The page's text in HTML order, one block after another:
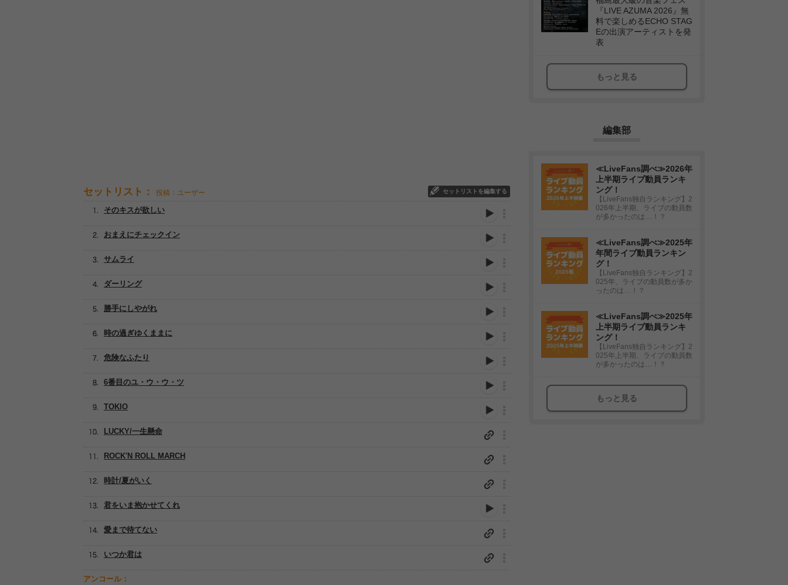
セットリスト： 投稿：ユーザー セットリストを編集する
時の過ぎゆくままに
おまえにチェックイン
危険なふたり
勝手にしやがれ
ダーリング
そのキスが欲しい
サムライ
6番目のユ・ウ・ウ・ツ
TOKIO
LUCKY/一生懸命
ROCK'N ROLL MARCH
時計/夏がいく
君をいま抱かせてくれ
愛まで待てない
いつか君は
アンコール：
『LIVE AZUMA 2026』無
料で楽しめるECHO STAG
Eの出演アーティストを発
表
もっと見る
編集部
≪LiveFans調べ≫2026年
上半期ライブ動員ランキ
ング！
【LiveFans独自ランキング】2
026年上半期、ライブの動員数
が多かったのは…！？
≪LiveFans調べ≫2025年
年間ライブ動員ランキン
グ！
【LiveFans独自ランキング】2
025年、ライブの動員数が多か
ったのは…！？
≪LiveFans調べ≫2025年
上半期ライブ動員ランキ
ング！
【LiveFans独自ランキング】2
025年上半期、ライブの動員数
が多かったのは…！？
もっと見る